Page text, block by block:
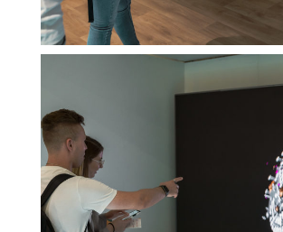
Essenzielle Cookies